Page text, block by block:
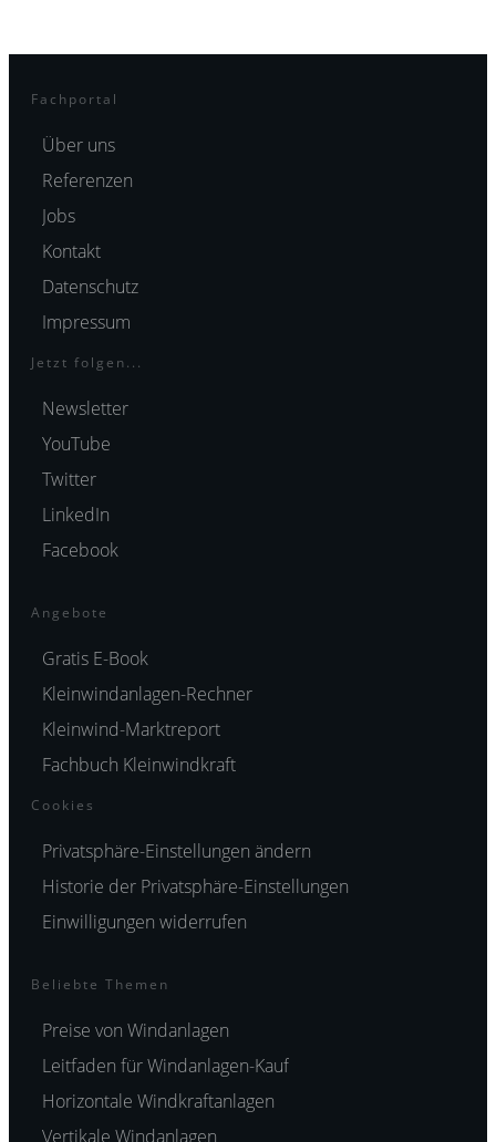
Fachportal
Über uns
Referenzen
Jobs
Kontakt
Datenschutz
Impressum
Jetzt folgen...
Newsletter
YouTube
Twitter
LinkedIn
Facebook
Angebote
Gratis E-Book
Kleinwindanlagen-Rechner
Kleinwind-Marktreport
Fachbuch Kleinwindkraft
Cookies
Privatsphäre-Einstellungen ändern
Historie der Privatsphäre-Einstellungen
Einwilligungen widerrufen
Beliebte Themen
Preise von Windanlagen
Leitfaden für Windanlagen-Kauf
Horizontale Windkraftanlagen
Vertikale Windanlagen